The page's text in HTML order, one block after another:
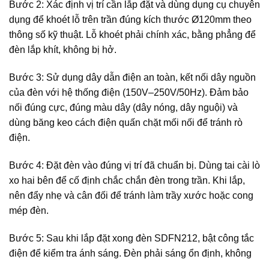
Bước 2: Xác định vị trí cần lắp đặt và dùng dụng cụ chuyên
dụng để khoét lỗ trên trần đúng kích thước Ø120mm theo
thông số kỹ thuật. Lỗ khoét phải chính xác, bằng phẳng để
đèn lắp khít, không bị hở.
Bước 3: Sử dụng dây dẫn điện an toàn, kết nối dây nguồn
của đèn với hệ thống điện (150V–250V/50Hz). Đảm bảo
nối đúng cực, đúng màu dây (dây nóng, dây nguội) và
dùng băng keo cách điện quấn chặt mối nối để tránh rò
điện.
Bước 4: Đặt đèn vào đúng vị trí đã chuẩn bị. Dùng tai cài lò
xo hai bên để cố định chắc chắn đèn trong trần. Khi lắp,
nên đẩy nhẹ và cân đối để tránh làm trầy xước hoặc cong
mép đèn.
Bước 5: Sau khi lắp đặt xong đèn SDFN212, bật công tắc
điện để kiểm tra ánh sáng. Đèn phải sáng ổn định, không